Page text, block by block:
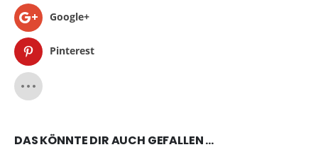
Google+
Pinterest
DAS KÖNNTE DIR AUCH GEFALLEN …